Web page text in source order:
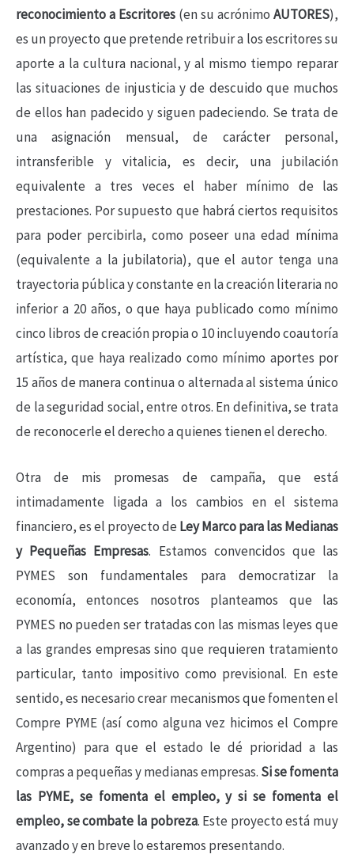
reconocimiento a Escritores (en su acrónimo AUTORES),
es un proyecto que pretende retribuir a los escritores su
aporte a la cultura nacional, y al mismo tiempo reparar
las situaciones de injusticia y de descuido que muchos
de ellos han padecido y siguen padeciendo. Se trata de
una asignación mensual, de carácter personal,
intransferible y vitalicia, es decir, una jubilación
equivalente a tres veces el haber mínimo de las
prestaciones. Por supuesto que habrá ciertos requisitos
para poder percibirla, como poseer una edad mínima
(equivalente a la jubilatoria), que el autor tenga una
trayectoria pública y constante en la creación literaria no
inferior a 20 años, o que haya publicado como mínimo
cinco libros de creación propia o 10 incluyendo coautoría
artística, que haya realizado como mínimo aportes por
15 años de manera continua o alternada al sistema único
de la seguridad social, entre otros. En definitiva, se trata
de reconocerle el derecho a quienes tienen el derecho.
Otra de mis promesas de campaña, que está
intimadamente ligada a los cambios en el sistema
financiero, es el proyecto de Ley Marco para las Medianas
y Pequeñas Empresas. Estamos convencidos que las
PYMES son fundamentales para democratizar la
economía, entonces nosotros planteamos que las
PYMES no pueden ser tratadas con las mismas leyes que
a las grandes empresas sino que requieren tratamiento
particular, tanto impositivo como previsional. En este
sentido, es necesario crear mecanismos que fomenten el
Compre PYME (así como alguna vez hicimos el Compre
Argentino) para que el estado le dé prioridad a las
compras a pequeñas y medianas empresas. Si se fomenta
las PYME, se fomenta el empleo, y si se fomenta el
empleo, se combate la pobreza. Este proyecto está muy
avanzado y en breve lo estaremos presentando.